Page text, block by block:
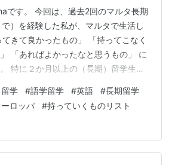
です。 今回は、過去2回のマルタ長期
）を経験した私が、マルタで生活し
きて良かったもの」 「持ってこなく
「あればよかったなと思うもの」 に
特に２か月以上の（長期）留学生・
」 2. 「持ってこなくても良かったも
ばよかったと後悔しているもの」 4.
持ってきて良かったもの」 ・サラン
は切り離しにくく、すごく使い勝手
関しては日本の技術の高さ・性能…
学 #語学留学 #英語 #長期留学
ーロッパ #持っていくものリスト